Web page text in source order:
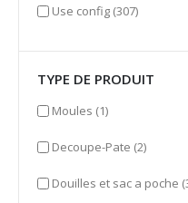
Use config (307)items
TYPE DE PRODUIT
Moules (1)item
Decoupe-Pate (2)items
Douilles et sac a poche